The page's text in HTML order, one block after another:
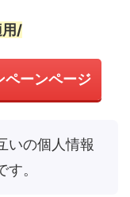
用/
ーンページ
いの個人情報
。